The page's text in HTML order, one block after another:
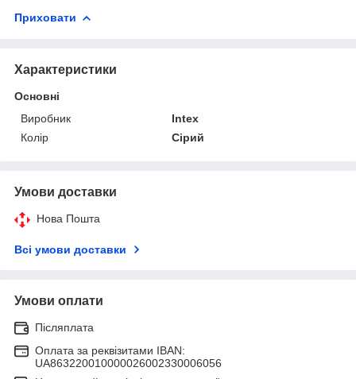
Приховати
Характеристики
Основні
Виробник
Intex
Колір
Сірий
Умови доставки
Нова Пошта
Всі умови доставки
Умови оплати
Післяплата
Оплата за реквізитами IBAN:
UA863220010000026002330006056